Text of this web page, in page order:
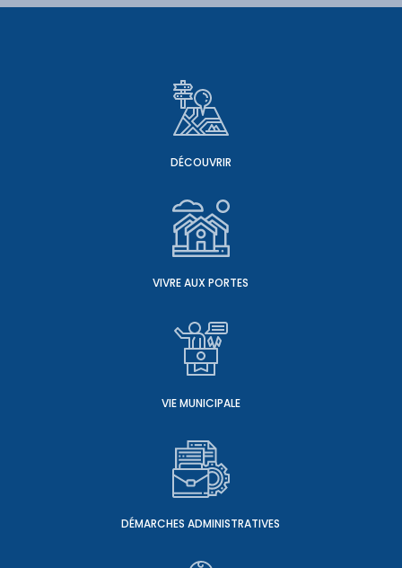
DÉCOUVRIR
VIVRE AUX PORTES
VIE MUNICIPALE
DÉMARCHES ADMINISTRATIVES